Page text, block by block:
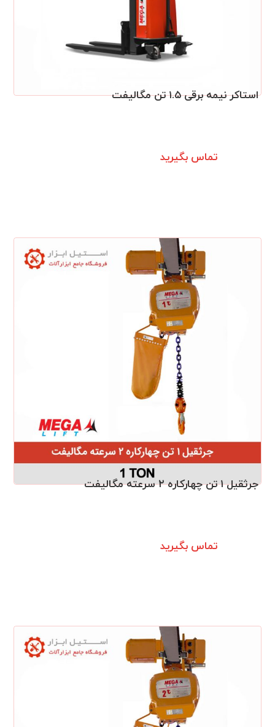
استاکر نیمه برقی ۱.۵ تن مگالیفت
تماس بگیرید
جرثقیل ۱ تن چهارکاره ۲ سرعته مگالیفت
تماس بگیرید